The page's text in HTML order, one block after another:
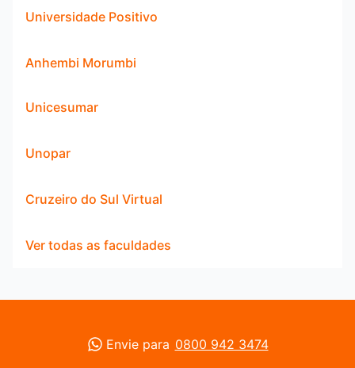
Universidade Positivo
Anhembi Morumbi
Unicesumar
Unopar
Cruzeiro do Sul Virtual
Ver todas as faculdades
Envie para 0800 942 3474